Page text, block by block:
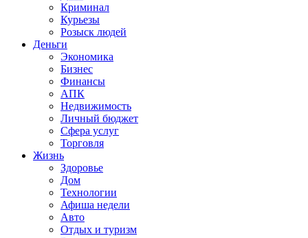
Криминал
Курьезы
Розыск людей
Деньги
Экономика
Бизнес
Финансы
АПК
Недвижимость
Личный бюджет
Сфера услуг
Торговля
Жизнь
Здоровье
Дом
Технологии
Афиша недели
Авто
Отдых и туризм